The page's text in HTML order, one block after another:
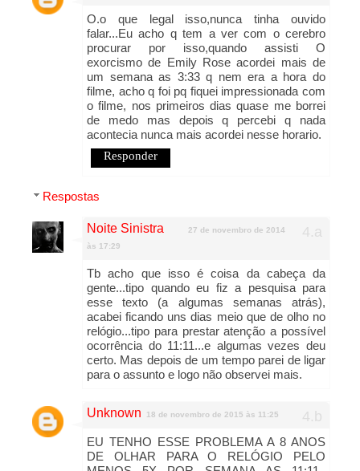
O.o que legal isso,nunca tinha ouvido
falar...Eu acho q tem a ver com o cerebro
procurar por isso,quando assisti O
exorcismo de Emily Rose acordei mais de
um semana as 3:33 q nem era a hora do
filme, acho q foi pq fiquei impressionada com
o filme, nos primeiros dias quase me borrei
de medo mas depois q percebi q nada
acontecia nunca mais acordei nesse horario.
Responder
Respostas
Noite Sinistra
27 de novembro de 2014
às 17:29
Tb acho que isso é coisa da cabeça da
gente...tipo quando eu fiz a pesquisa para
esse texto (a algumas semanas atrás),
acabei ficando uns dias meio que de olho no
relógio...tipo para prestar atenção a possível
ocorrência do 11:11...e algumas vezes deu
certo. Mas depois de um tempo parei de ligar
para o assunto e logo não observei mais.
Unknown 18 de novembro de 2015 às 11:25
EU TENHO ESSE PROBLEMA A 8 ANOS
DE OLHAR PARA O RELÓGIO PELO